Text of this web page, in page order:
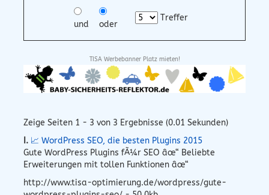
und oder
Treffer
TISA Werbebanner Platz mieten!
Zeige Seiten 1 - 3 von 3 Ergebnisse (0.01 Sekunden)
I. 📈 WordPress SEO, die besten Plugins 2015
Gute WordPress Plugins fÃ¼r SEO âœ“ Beliebte
Erweiterungen mit tollen Funktionen âœ“
http://www.tisa-optimierung.de/wordpress/gute-